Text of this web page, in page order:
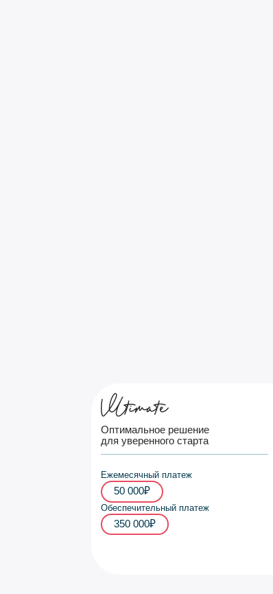
Оптимальное решение
для уверенного старта
Ежемесячный платеж
50 000₽
Обеспечительный платеж
350 000₽